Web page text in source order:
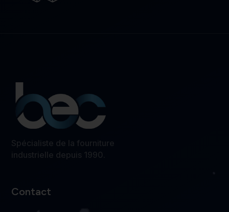
Spécialiste de la fourniture
industrielle depuis 1990.
Contact